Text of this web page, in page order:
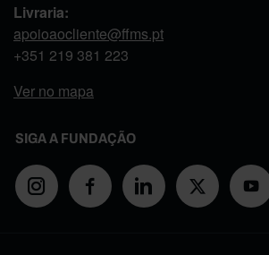
Livraria:
apoioaocliente@ffms.pt
+351 219 381 223
Ver no mapa
SIGA A FUNDAÇÃO